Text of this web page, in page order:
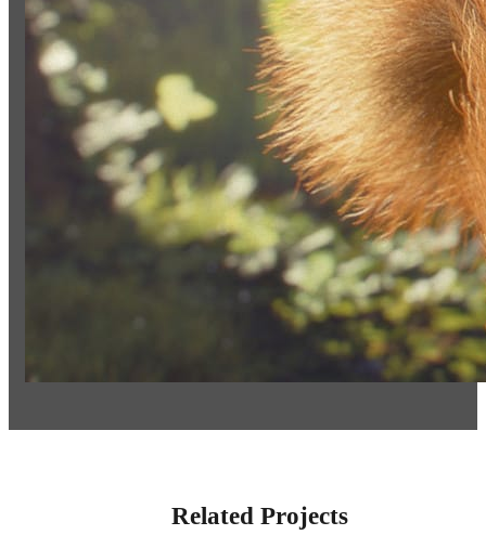
Related Projects